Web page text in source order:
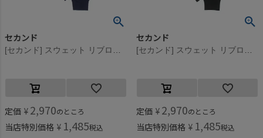
セカンド
定価 ¥ 2,970のところ
当店特別価格 ¥ 1,485税込
セカンド
定価 ¥ 2,970のところ
当店特別価格 ¥ 1,485税込